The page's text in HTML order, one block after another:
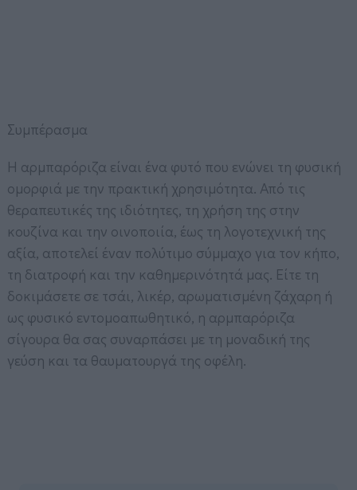
Συμπέρασμα
Η αρμπαρόριζα είναι ένα φυτό που ενώνει τη φυσική
ομορφιά με την πρακτική χρησιμότητα. Από τις
θεραπευτικές της ιδιότητες, τη χρήση της στην
κουζίνα και την οινοποιία, έως τη λογοτεχνική της
αξία, αποτελεί έναν πολύτιμο σύμμαχο για τον κήπο,
τη διατροφή και την καθημερινότητά μας. Είτε τη
δοκιμάσετε σε τσάι, λικέρ, αρωματισμένη ζάχαρη ή
ως φυσικό εντομοαπωθητικό, η αρμπαρόριζα
σίγουρα θα σας συναρπάσει με τη μοναδική της
γεύση και τα θαυματουργά της οφέλη.